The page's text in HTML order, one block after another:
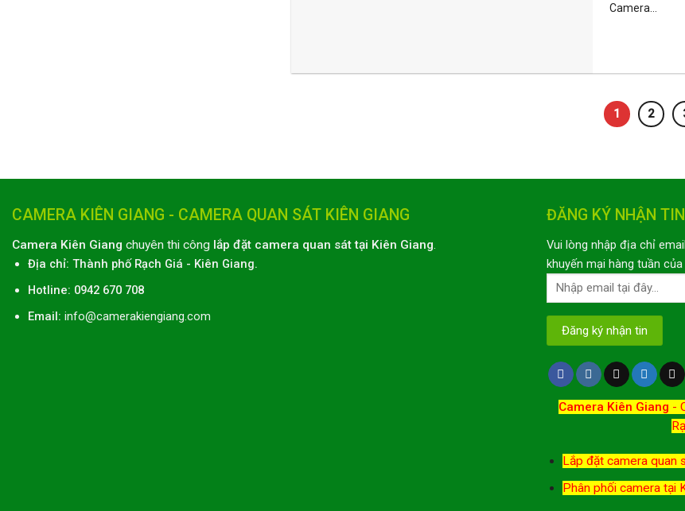
Camera...
1 2
CAMERA KIÊN GIANG - CAMERA QUAN SÁT KIÊN GIANG
Camera Kiên Giang chuyên thi công lắp đặt camera quan sát tại Kiên Giang
Địa chỉ: Thành phố Rạch Giá - Kiên Giang.
Hotline: 0942 670 708
Email: info@camerakiengiang.com
ĐĂNG KÝ NHẬN TIN
Vui lòng nhập địa chỉ
khuyến mại hàng tuần
Camera Kiên Giang -
Lắp đặt camera quan
Phân phối camera tại